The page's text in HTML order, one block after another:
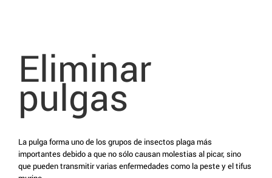
Eliminar
pulgas
La pulga forma uno de los grupos de insectos plaga más
importantes debido a que no sólo causan molestias al picar, sino
que pueden transmitir varias enfermedades como la peste y el tifus